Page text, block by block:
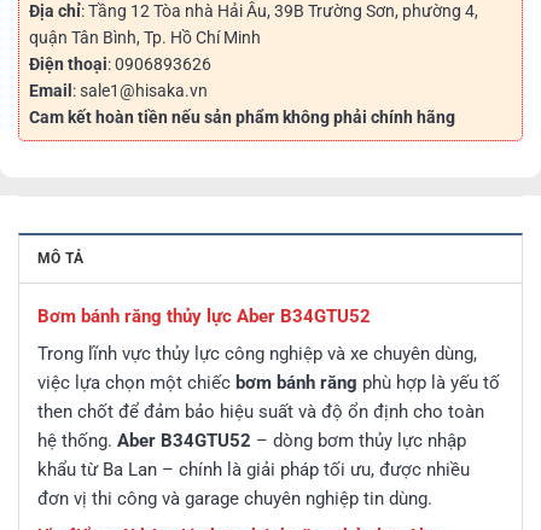
Địa chỉ: Tầng 12 Tòa nhà Hải Âu, 39B Trường Sơn, phường 4,
quận Tân Bình, Tp. Hồ Chí Minh
Điện thoại: 0906893626
Email : sale1@hisaka.vn
Cam kết hoàn tiền nếu sản phẩm không phải chính hãng
MÔ TẢ
Bơm bánh răng thủy lực Aber B34GTU52
Trong lĩnh vực thủy lực công nghiệp và xe chuyên dùng,
việc lựa chọn một chiếc bơm bánh răng phù hợp là yếu tố
then chốt để đảm bảo hiệu suất và độ ổn định cho toàn
hệ thống. Aber B34GTU52 – dòng bơm thủy lực nhập
khẩu từ Ba Lan – chính là giải pháp tối ưu, được nhiều
đơn vị thi công và garage chuyên nghiệp tin dùng.